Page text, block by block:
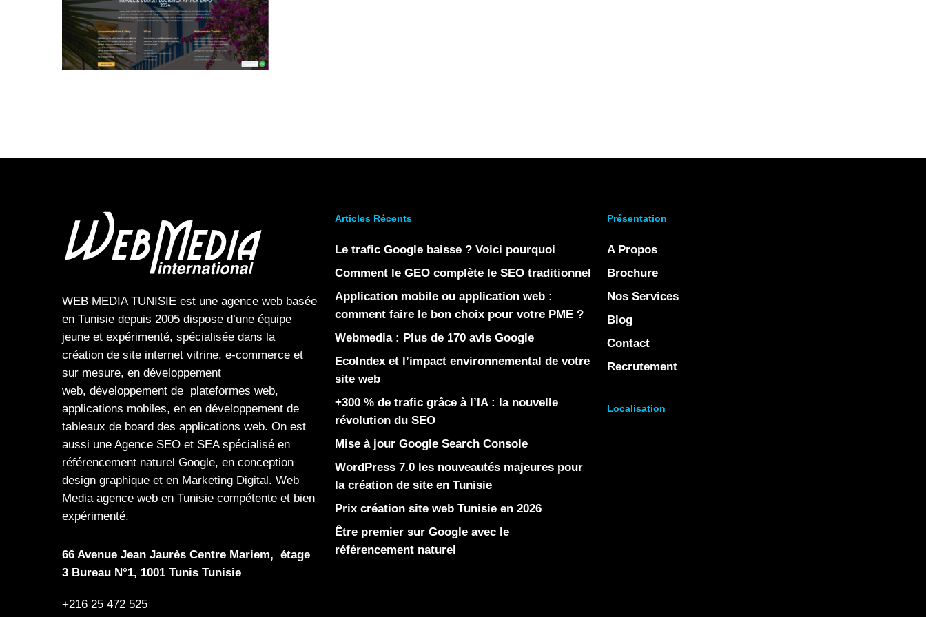
WEB MEDIA TUNISIE est une agence web basée
en Tunisie depuis 2005 dispose d’une équipe
jeune et expérimenté, spécialisée dans la
création de site internet vitrine, e-commerce et
sur mesure, en développement
web, développement de plateformes web,
applications mobiles, en en développement de
tableaux de board des applications web. On est
aussi une Agence SEO et SEAspécialisé en
référencement naturel Google, en conception
design graphique et en Marketing Digital. Web
Mediaagence web en Tunisie compétente et bien
expérimenté.
66 Avenue Jean Jaurès Centre Mariem, étage
3 Bureau N°1, 1001 Tunis Tunisie
+216 25 472 525
Articles Récents
Le trafic Google baisse ? Voici pourquoi
Comment le GEO complète le SEO traditionnel
Application mobile ou application web :
comment faire le bon choix pour votre PME ?
Webmedia : Plus de 170 avis Google
EcoIndex et l’impact environnemental de votre
site web
+300 % de trafic grâce à l’IA : la nouvelle
révolution du SEO
Mise à jour Google Search Console
WordPress 7.0 les nouveautés majeures pour
la création de site en Tunisie
Prix création site web Tunisie en 2026
Être premier sur Google avec le
référencement naturel
Présentation
A Propos
Brochure
Nos Services
Blog
Contact
Recrutement
Localisation